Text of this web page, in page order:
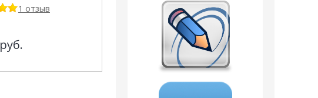
1 отзыв
руб. 2 340